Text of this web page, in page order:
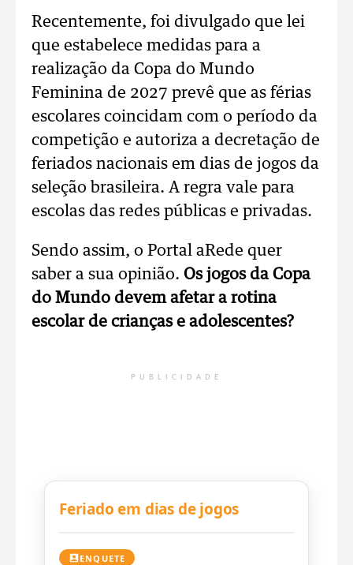
Recentemente, foi divulgado que lei
que estabelece medidas para a
realização da Copa do Mundo
Feminina de 2027 prevê que as férias
escolares coincidam com o período da
competição e autoriza a decretação de
feriados nacionais em dias de jogos da
seleção brasileira. A regra vale para
escolas das redes públicas e privadas.
Sendo assim, o Portal aRede quer
saber a sua opinião. Os jogos da Copa
do Mundo devem afetar a rotina
escolar de crianças e adolescentes?
PUBLICIDADE
ENQUETE
Feriado em dias de jogos